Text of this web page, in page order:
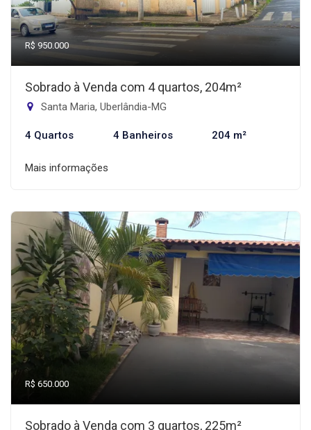
R$ 950.000
Sobrado à Venda com 4 quartos, 204m²
Santa Maria, Uberlândia-MG
4 Quartos 4 Banheiros 204 m²
Mais informações
R$ 650.000
Sobrado à Venda com 3 quartos, 225m²